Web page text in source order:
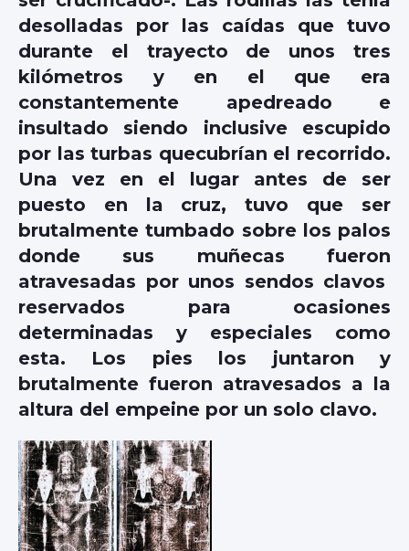
desolladas por las caídas que tuvo
durante el trayecto de unos tres
kilómetros y en el que era
constantemente apedreado e
insultado siendo inclusive escupido
por las turbas quecubrían el recorrido.
Una vez en el lugar antes de ser
puesto en la cruz, tuvo que ser
brutalmente tumbado sobre los palos
donde sus muñecas fueron
atravesadas por unos sendos clavos
reservados para ocasiones
determinadas y especiales como
esta. Los pies los juntaron y
brutalmente fueron atravesados a la
altura del empeine por un solo clavo.